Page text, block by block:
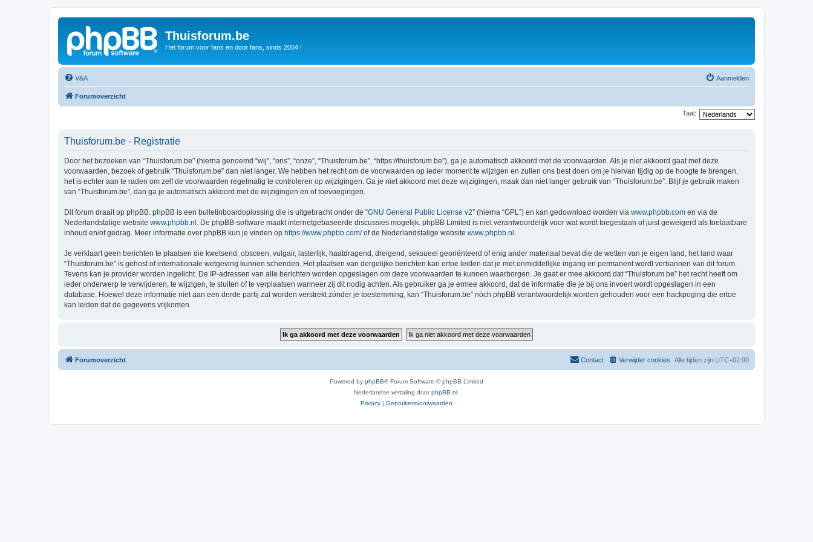
Thuisforum.be
Het forum voor fans en door fans, sinds 2004 !
V&A Aanmelden
Forumoverzicht
Taal:
Thuisforum.be - Registratie
Door het bezoeken van “Thuisforum.be” (hierna genoemd “wij”, “ons”, “onze”, “Thuisforum.be”, “https://thuisforum.be”), ga je automatisch akkoord met de voorwaarden. Als je niet akkoord gaat met deze
voorwaarden, bezoek of gebruik “Thuisforum.be” dan niet langer. We hebben het recht om de voorwaarden op ieder moment te wijzigen en zullen ons best doen om je hiervan tijdig op de hoogte te brengen,
het is echter aan te raden om zelf de voorwaarden regelmatig te controleren op wijzigingen. Ga je niet akkoord met deze wijzigingen, maak dan niet langer gebruik van “Thuisforum.be”. Blijf je gebruik maken
van “Thuisforum.be”, dan ga je automatisch akkoord met de wijzigingen en of toevoegingen.
Dit forum draait op phpBB. phpBB is een bulletinboardoplossing die is uitgebracht onder de “GNU General Public License v2” (hierna “GPL”) en kan gedownload worden via www.phpbb.com en via de
Nederlandstalige website www.phpbb.nl . De phpBB-software maakt internetgebaseerde discussies mogelijk. phpBB Limited is niet verantwoordelijk voor wat wordt toegestaan of juist geweigerd als toelaatbare
inhoud en/of gedrag. Meer informatie over phpBB kun je vinden op https://www.phpbb.com/of de Nederlandstalige website www.phpbb.nl .
Je verklaart geen berichten te plaatsen die kwetsend, obsceen, vulgair, lasterlijk, haatdragend, dreigend, seksueel georiënteerd of enig ander materiaal bevat die de wetten van je eigen land, het land waar
“Thuisforum.be” is gehost of internationale wetgeving kunnen schenden. Het plaatsen van dergelijke berichten kan ertoe leiden dat je met onmiddellijke ingang en permanent wordt verbannen van dit forum.
Tevens kan je provider worden ingelicht. De IP-adressen van alle berichten worden opgeslagen om deze voorwaarden te kunnen waarborgen. Je gaat er mee akkoord dat “Thuisforum.be” het recht heeft om
ieder onderwerp te verwijderen, te wijzigen, te sluiten of te verplaatsen wanneer zij dit nodig achten. Als gebruiker ga je ermee akkoord, dat de informatie die je bij ons invoert wordt opgeslagen in een
database. Hoewel deze informatie niet aan een derde partij zal worden verstrekt zónder je toestemming, kan “Thuisforum.be” nóch phpBB verantwoordelijk worden gehouden voor een hackpoging die ertoe
kan leiden dat de gegevens vrijkomen.
Forumoverzicht Alle tijden zijn UTC+02:00
Verwijder cookies
Contact
Powered by phpBB® Forum Software © phpBB Limited
Nederlandse vertaling doorphpBB.nl
Privacy | Gebruikersvoorwaarden